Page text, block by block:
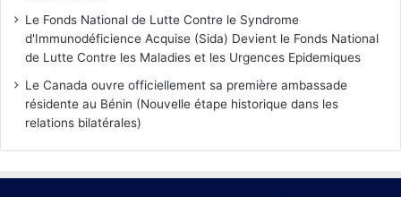
Le Fonds National de Lutte Contre le Syndrome
d'Immunodéficience Acquise (Sida) Devient le Fonds National
de Lutte Contre les Maladies et les Urgences Epidemiques
Le Canada ouvre officiellement sa première ambassade
résidente au Bénin (Nouvelle étape historique dans les
relations bilatérales)